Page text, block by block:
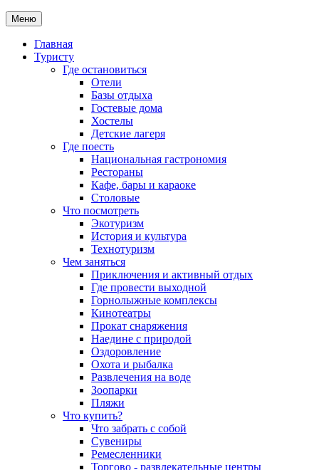
Меню
Главная
Туристу
Где остановиться
Отели
Базы отдыха
Гостевые дома
Хостелы
Детские лагеря
Где поесть
Национальная гастрономия
Рестораны
Кафе, бары и караоке
Столовые
Что посмотреть
Экотуризм
История и культура
Технотуризм
Чем заняться
Приключения и активный отдых
Где провести выходной
Горнолыжные комплексы
Кинотеатры
Прокат снаряжения
Наедине с природой
Оздоровление
Охота и рыбалка
Развлечения на воде
Зоопарки
Пляжи
Что купить?
Что забрать с собой
Сувениры
Ремесленники
Торгово - развлекательные центры